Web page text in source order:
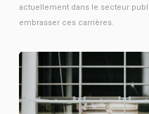
actuellement dans le secteur
embrasser ces carrières.